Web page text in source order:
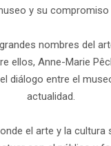
y su
nombres del
ellos, Anne-Marie
diálogo entre el
actualidad.
el arte y la cultura